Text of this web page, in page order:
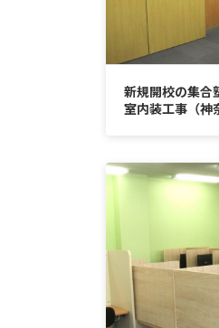
新規開校の集合
室内装工事（神